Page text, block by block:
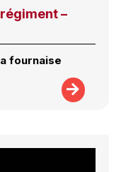
–
fournaise